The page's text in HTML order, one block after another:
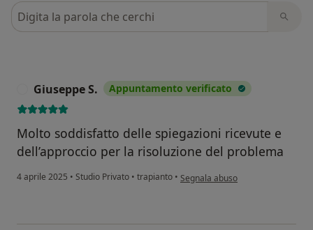
Cerca nelle recensioni
Giuseppe S. Appuntamento verificato
Molto soddisfatto delle spiegazioni ricevute e
dell’approccio per la risoluzione del problema
4 aprile 2025 • Studio Privato • trapianto • secondo l'opinione dell'utente
Segnala abuso